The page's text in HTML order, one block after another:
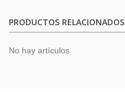
PRODUCTOS RELACIONADOS
No hay artículos